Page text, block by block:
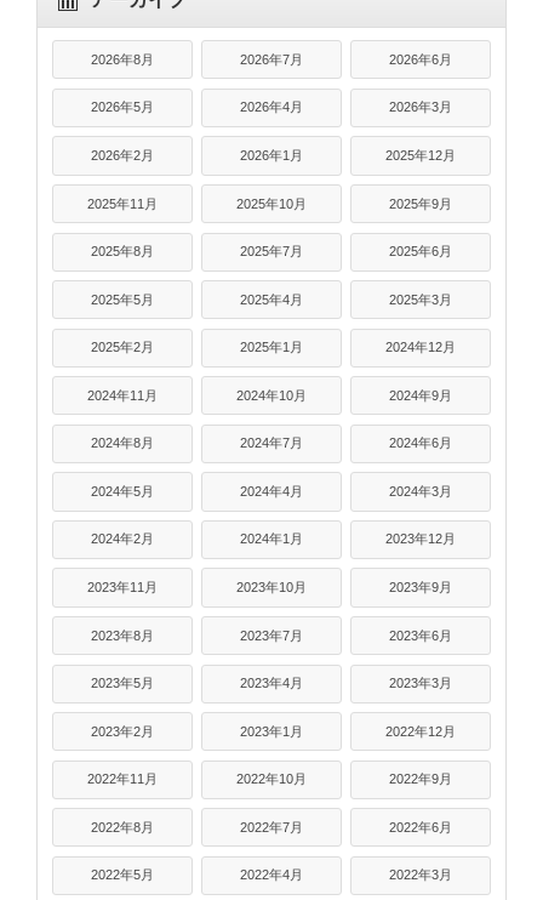
2026年8月 2026年7月 2026年6月
2026年5月 2026年4月 2026年3月
2026年2月 2026年1月 2025年12月
2025年11月 2025年10月 2025年9月
2025年8月 2025年7月 2025年6月
2025年5月 2025年4月 2025年3月
2025年2月 2025年1月 2024年12月
2024年11月 2024年10月 2024年9月
2024年8月 2024年7月 2024年6月
2024年5月 2024年4月 2024年3月
2024年2月 2024年1月 2023年12月
2023年11月 2023年10月 2023年9月
2023年8月 2023年7月 2023年6月
2023年5月 2023年4月 2023年3月
2023年2月 2023年1月 2022年12月
2022年11月 2022年10月 2022年9月
2022年8月 2022年7月 2022年6月
2022年5月 2022年4月 2022年3月